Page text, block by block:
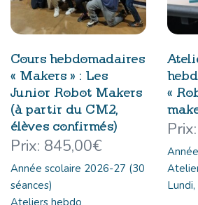
Cours hebdomadaires
« Makers » : Les
Junior Robot Makers
(à partir du CM2,
élèves confirmés)
845,00€
Année scolaire 2026-27 (30
séances)
Ateliers hebdo
«